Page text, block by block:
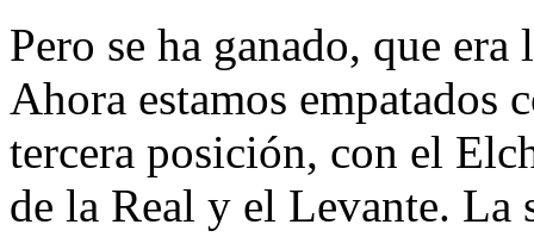
Pero se ha ganado, que
Ahora estamos empatados
tercera posición, con el
de la Real y el Levante. La